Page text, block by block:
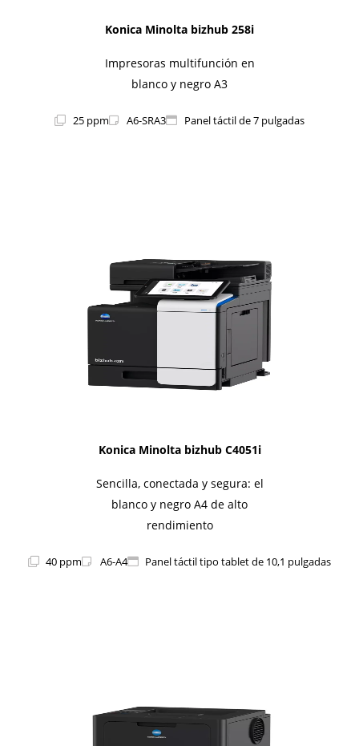
Konica Minolta bizhub 258i
Impresoras multifunción en
blanco y negro A3
25 ppm A6-SRA3 Panel táctil de 7 pulgadas
Konica Minolta bizhub C4051i
Sencilla, conectada y segura: el
blanco y negro A4 de alto
rendimiento
40 ppm A6-A4 Panel táctil tipo tablet de 10,1 pulgadas